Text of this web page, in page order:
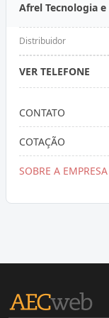
Afrel Tecnologia
Distribuidor
VER TELEFONE
CONTATO
COTAÇÃO
SOBRE A EMPRESA